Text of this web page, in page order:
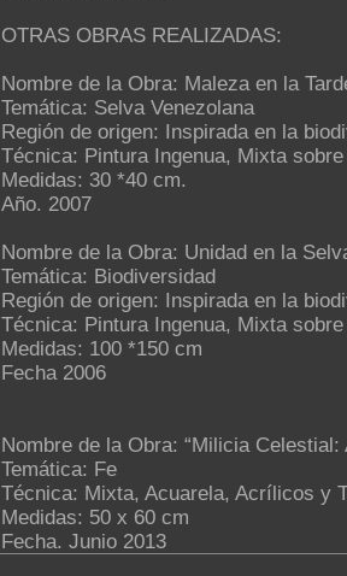
OTRAS OBRAS REALIZADAS:
Nombre de la Obra: Maleza en la
Temática: Selva Venezolana
Región de origen: Inspirada en la
Técnica: Pintura Ingenua, Mixta
Medidas: 30 *40 cm.
Año. 2007
Nombre de la Obra: Unidad en la
Temática: Biodiversidad
Región de origen: Inspirada en la
Técnica: Pintura Ingenua, Mixta
Medidas: 100 *150 cm
Fecha 2006
Nombre de la Obra: “Milicia
Temática: Fe
Técnica: Mixta, Acuarela, Acrílicos y
Medidas: 50 x 60 cm
Fecha. Junio 2013